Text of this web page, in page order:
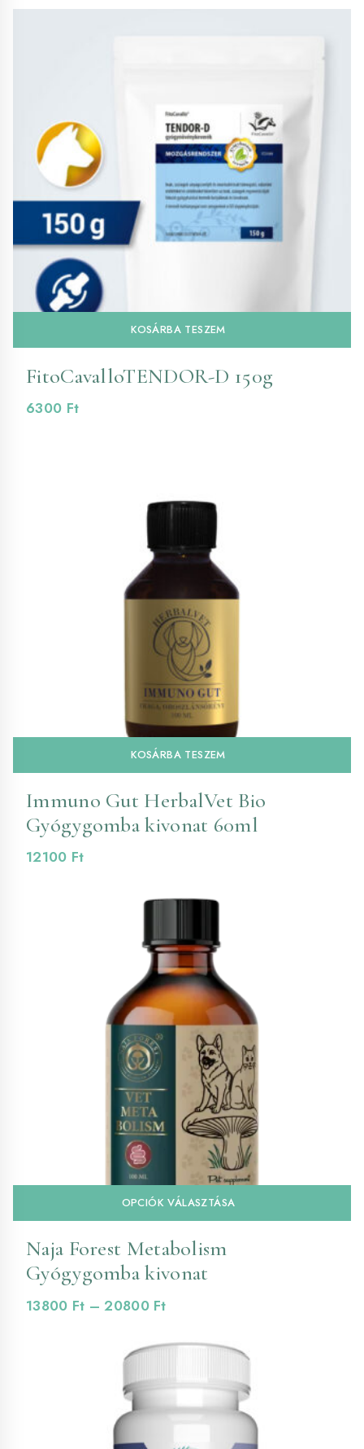
KOSÁRBA TESZEM
FitoCavalloTENDOR-D 150g
6300 Ft
KOSÁRBA TESZEM
Immuno Gut HerbalVet Bio
Gyógygomba kivonat 60ml
12100 Ft
OPCIÓK VÁLASZTÁSA
Naja Forest Metabolism
Gyógygomba kivonat
13800 Ft – 20800 FtÁrtartomány:
-